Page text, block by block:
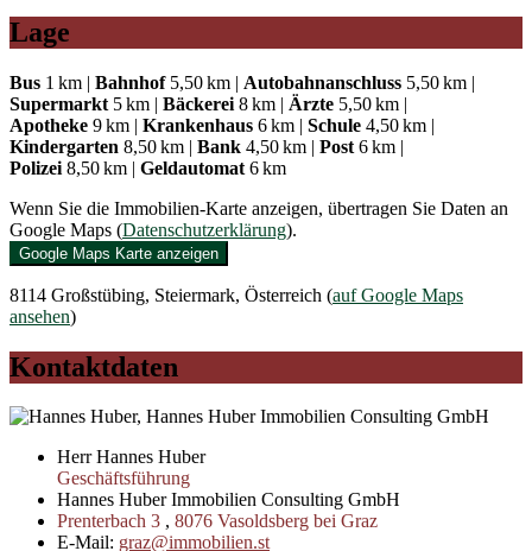
Lage
Bus 1 km | Bahnhof5,50 km | Autobahnanschluss 5,50 km |
Supermarkt 5 km | Bäckerei 8 km | Ärzte 5,50 km |
Apotheke 9 km | Krankenhaus 6 km | Schule 4,50 km |
Kindergarten 8,50 km | Bank 4,50 km | Post 6 km |
Polizei 8,50 km | Geldautomat 6 km
Wenn Sie die Immobilien-Karte anzeigen, übertragen Sie Daten an
Google Maps (Datenschutzerklärung).
Google Maps Karte anzeigen
8114 Großstübing, Steiermark, Österreich (auf Google Maps
ansehen)
Kontaktdaten
Herr Hannes Huber
Geschäftsführung
Hannes Huber Immobilien Consulting GmbH
Prenterbach 3 , 8076 Vasoldsberg bei Graz
E-Mail: graz@immobilien.st